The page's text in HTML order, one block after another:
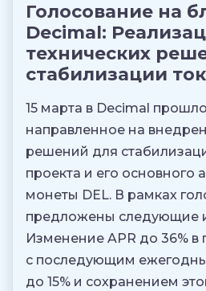
Голосование на
Decimal:
технических
стабилизации
15 марта в Decimal
направленное на
решений для
проекта и его основного
монеты DEL. В рамках
предложены следующие
Изменение APR до 36% в
с последующим
до 15% и сохранением